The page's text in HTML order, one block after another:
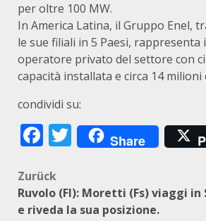
per oltre 100 MW.
In America Latina, il Gruppo Enel,
le sue filiali in 5 Paesi, rappresenta
operatore privato del settore con
capacità installata e circa 14 milioni
condividi su:
Facebook
Twitter
Share
Beitragsnavigation
Zurück
Ruvolo (FI): Moretti (Fs) viaggi
e riveda la sua posizione.